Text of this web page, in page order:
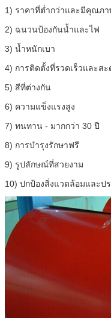
1) ราคาที่ต่ำกว่าและมีคุณภ
2) ฉนวนป้องกันน้ำและไฟ
3) น้ำหนักเบา
4) การติดตั้งที่รวดเร็วและสะ
5) สีที่ต่างกัน
6) ความแข็งแรงสูง
7) ทนทาน - มากกว่า 30 ปี
8) การบำรุงรักษาฟรี
9) รูปลักษณ์ที่สวยงาม
10) ปกป้องสิ่งแวดล้อมและป